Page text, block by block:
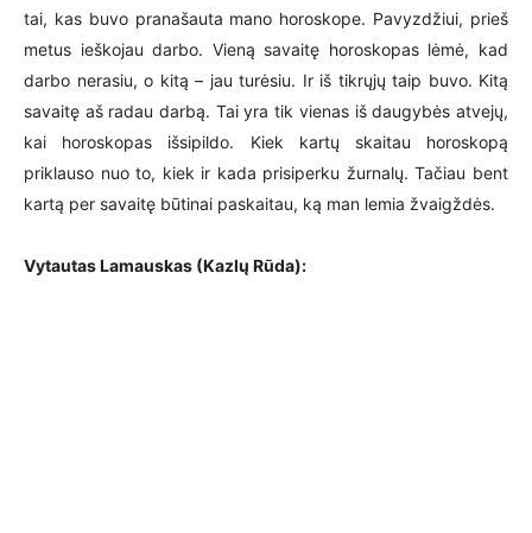
tai, kas buvo pranašauta mano horoskope. Pavyzdžiui, prieš
metus ieškojau darbo. Vieną savaitę horoskopas lėmė, kad
darbo nerasiu, o kitą – jau turėsiu. Ir iš tikrųjų taip buvo. Kitą
savaitę aš radau darbą. Tai yra tik vienas iš daugybės atvejų,
kai horoskopas išsipildo. Kiek kartų skaitau horoskopą
priklauso nuo to, kiek ir kada prisiperku žurnalų. Tačiau bent
kartą per savaitę būtinai paskaitau, ką man lemia žvaigždės.
Vytautas Lamauskas (Kazlų Rūda):